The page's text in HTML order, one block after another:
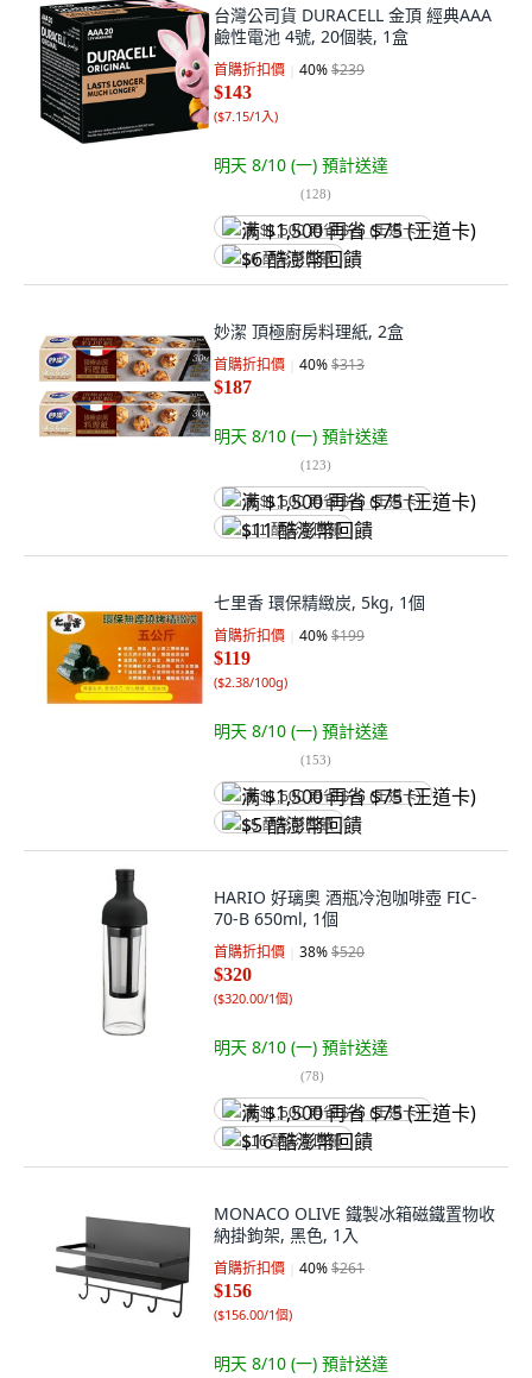
台灣公司貨 DURACELL 金頂 經典AAA
鹼性電池 4號, 20個裝, 1盒
首購折扣價 40%$239
$143
($7.15/1入)
明天 8/10 (一) 預計送達
(128)
满 $1,500 再省 $75 (王道卡)
$6 酷澎幣回饋
妙潔 頂極廚房料理紙, 2盒
首購折扣價 40%$313
$187
明天 8/10 (一) 預計送達
(123)
满 $1,500 再省 $75 (王道卡)
$11 酷澎幣回饋
七里香 環保精緻炭, 5kg, 1個
首購折扣價 40%$199
$119
($2.38/100g)
明天 8/10 (一) 預計送達
(153)
满 $1,500 再省 $75 (王道卡)
$5 酷澎幣回饋
HARIO 好璃奧 酒瓶冷泡咖啡壺 FIC-
70-B 650ml, 1個
首購折扣價 38%$520
$320
($320.00/1個)
明天 8/10 (一) 預計送達
(78)
满 $1,500 再省 $75 (王道卡)
$16 酷澎幣回饋
MONACO OLIVE 鐵製冰箱磁鐵置物收
納掛鉤架, 黑色, 1入
首購折扣價 40%$261
$156
($156.00/1個)
明天 8/10 (一) 預計送達